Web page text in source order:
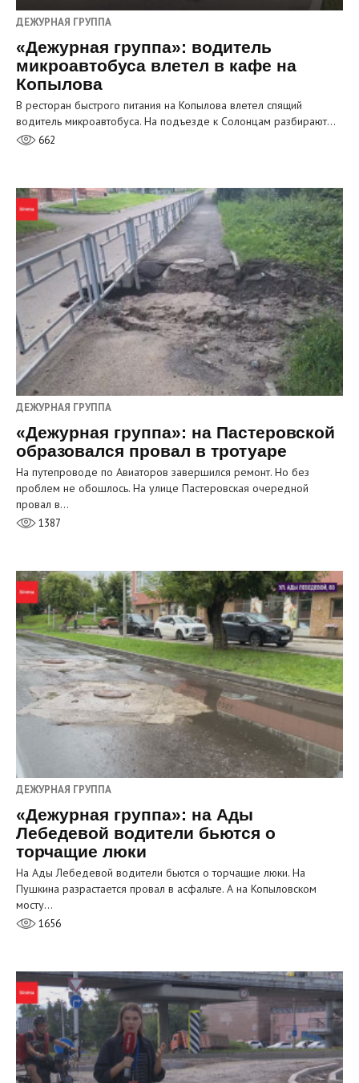
ДЕЖУРНАЯ ГРУППА
«Дежурная группа»: водитель
микроавтобуса влетел в кафе на
Копылова
В ресторан быстрого питания на Копылова влетел спящий
водитель микроавтобуса. На подъезде к Солонцам разбирают…
662
ДЕЖУРНАЯ ГРУППА
«Дежурная группа»: на Пастеровской
образовался провал в тротуаре
На путепроводе по Авиаторов завершился ремонт. Но без
проблем не обошлось. На улице Пастеровская очередной
провал в…
1387
ДЕЖУРНАЯ ГРУППА
«Дежурная группа»: на Ады
Лебедевой водители бьются о
торчащие люки
На Ады Лебедевой водители бьются о торчащие люки. На
Пушкина разрастается провал в асфальте. А на Копыловском
мосту…
1656